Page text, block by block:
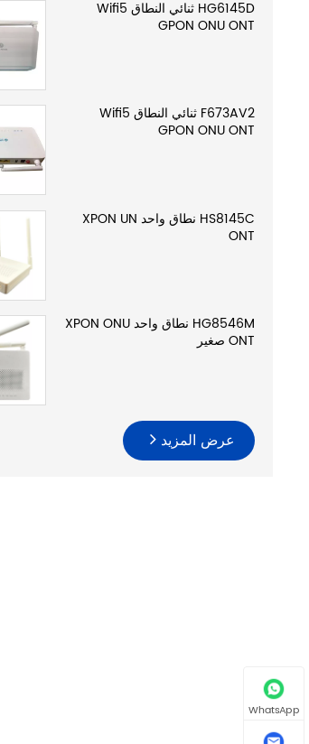
HG6145D ثنائي النطاق Wifi5
GPON ONU ONT
F673AV2 ثنائي النطاق Wifi5
GPON ONU ONT
HS8145C نطاق واحد XPON UN
ONT
HG8546M نطاق واحد XPON ONU
ONT صغير
عرض المزيد
WhatsApp